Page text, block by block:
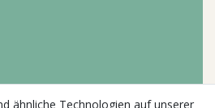
ähnliche Technologien auf unserer